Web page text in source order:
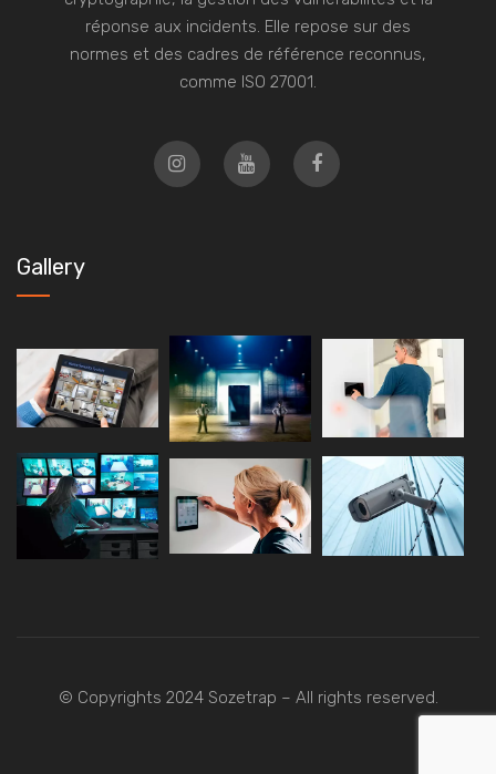
réponse aux incidents. Elle repose sur des
normes et des cadres de référence reconnus,
comme ISO 27001.
Gallery
© Copyrights 2024 Sozetrap – All rights reserved.